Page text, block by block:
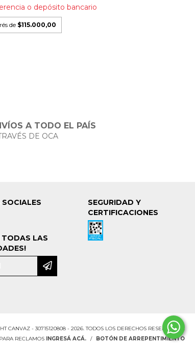
o depósito bancario
de $115.000,00
A TODO EL PAÍS
DE OCA
SOCIALES
TODAS LAS
SEGURIDAD Y
CERTIFICACIONES
CANVAZ - 30715120808 - 2026. TODOS LOS DERECHOS RESERVADOS.
RECLAMOS INGRESÁ ACÁ. / BOTÓN DE ARREPENTIMIENTO